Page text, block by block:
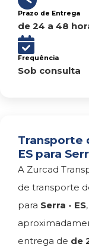
Prazo de Entrega
de 24 a 48
Frequência
Sob consulta
Transporte
ES para
A Zurcad
de transporte
para Serra - ES
entrega de de